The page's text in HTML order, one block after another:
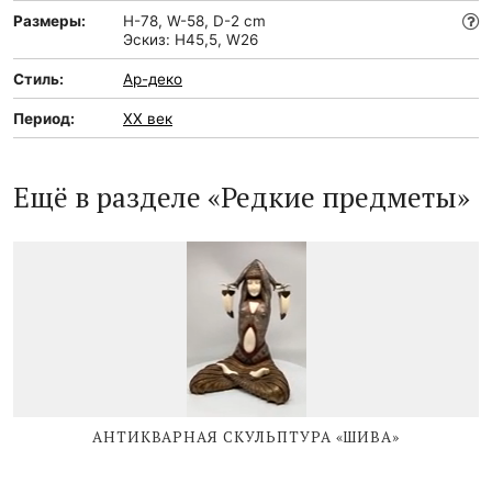
Размеры:
H-78, W-58, D-2 cm
Эскиз: H45,5, W26
Стиль: Ар-деко
Период: XX век
Ещё в разделе «Редкие предметы»
АНТИКВАРНАЯ СКУЛЬПТУРА «ШИВА»